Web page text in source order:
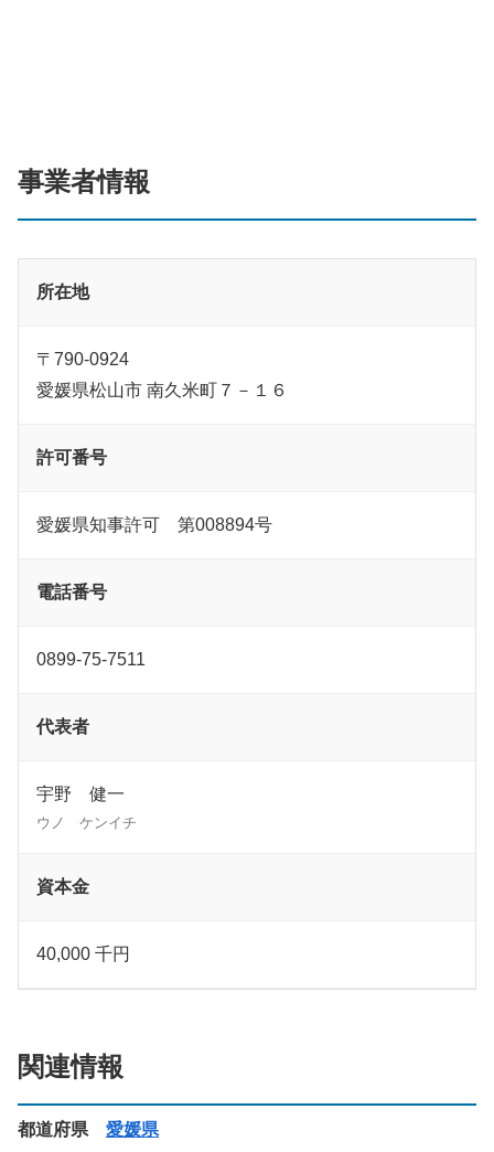
事業者情報
所在地
〒790-0924
愛媛県松山市 南久米町７－１６
許可番号
愛媛県知事許可 第008894号
電話番号
0899-75-7511
代表者
宇野 健一
ウノ ケンイチ
資本金
40,000 千円
関連情報
都道府県 愛媛県